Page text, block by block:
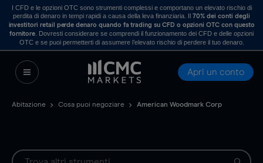
I CFD e le opzioni OTC sono strumenti complessi e comportano un elevato rischio di
perdita di denaro in tempi rapidi a causa della leva finanziaria. Il70% dei conti degli
investitori retail perde denaro quando fa trading su CFD o opzioni OTC con questo
fornitore . Dovresti considerare se comprendi il funzionamento dei CFD e delle opzioni
OTC e se puoi permetterti di assumere l’elevato rischio di perdere il tuo denaro.
Apri un conto
Abitazione Cosa puoi negoziare American Woodmark Corp